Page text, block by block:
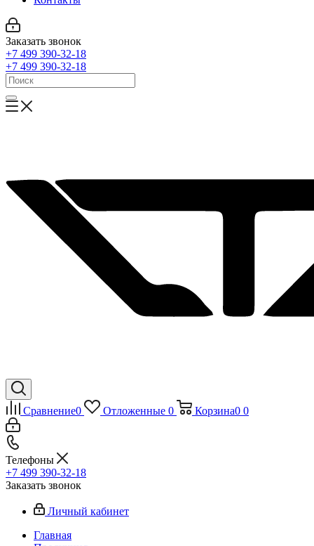
Заказать звонок
+7 499 390-32-18
+7 499 390-32-18
Сравнение0 Отложенные 0 Корзина0 0
Телефоны
+7 499 390-32-18
Заказать звонок
Личный кабинет
Главная